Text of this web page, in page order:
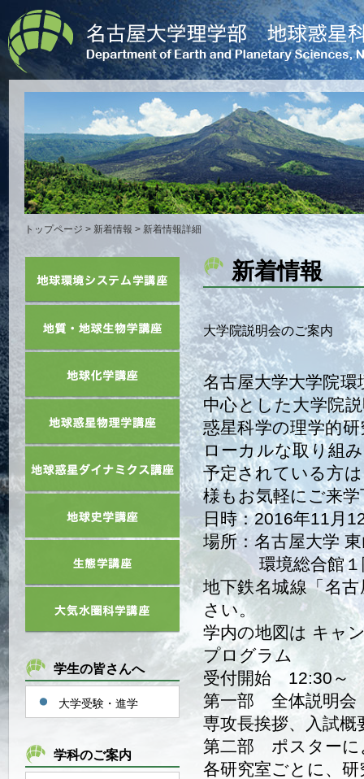
トップページ > 新着情報 > 新着情報詳細
新着情報
大学院説明会のご案内
名古屋大学大学院
中心とした大学院
惑星科学の理学的
ローカルな取り組
予定されている方
様もお気軽にご来
日時：2016年11月
場所：名古屋大学
環境総合館１階
地下鉄名城線「名
さい。
学内の地図は キャ
プログラム
受付開始 12:30～
第一部 全体説明会
専攻長挨拶、入試概
第二部 ポスターに
各研究室ごとに、
学生の皆さんへ
大学受験・進学
学科のご案内